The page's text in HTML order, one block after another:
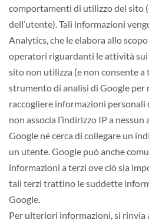
comportamenti di utilizzo del sito
dell’utente). Tali informazioni
Analytics, che le elabora allo
operatori riguardanti le attività
sito non utilizza (e non consente
strumento di analisi di Google per
raccogliere informazioni
non associa l’indirizzo IP a
Google né cerca di collegare un
un utente. Google può anche
informazioni a terzi ove ciò sia
tali terzi trattino le suddette
Google.
Per ulteriori informazioni, si rinvia